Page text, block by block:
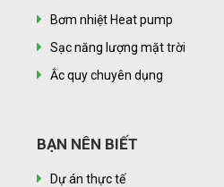
Bơm nhiệt Heat pump
Sạc năng lượng mặt trời
Ắc quy chuyên dụng
BẠN NÊN BIẾT
Dự án thực tế